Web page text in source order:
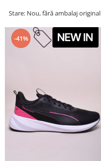
Stare: Nou, fără ambalaj original
-41%